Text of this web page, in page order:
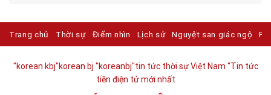
Trang chủ Thời sự Điểm nhìn Lịch sử Nguyệt san giác ngộ
"korean kbj​"korean bj "koreanbj​"tin tức thời sự Việt Nam "Tin tức
tiền điện tử mới nhất​